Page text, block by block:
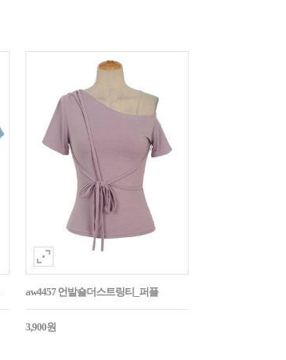
aw4457 언발숄더스트링티_퍼플
3,900원